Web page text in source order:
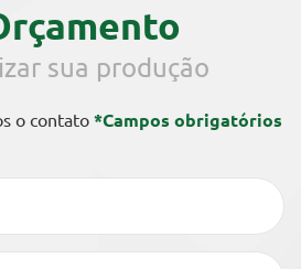
sua produção
o contato *Campos obrigatórios